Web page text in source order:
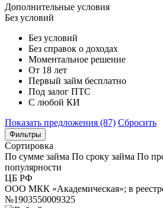
Дополнительные условия
Без условий
Без условий
Без справок о доходах
Моментальное решение
От 18 лет
Первый займ бесплатно
Под залог ПТС
С любой КИ
Показать предложения (87) Сбросить
Фильтры
Сортировка
По сумме займа По сроку займа По
популярности
ЦБ РФ
ООО МКК «Академическая»; в
№1903550009325